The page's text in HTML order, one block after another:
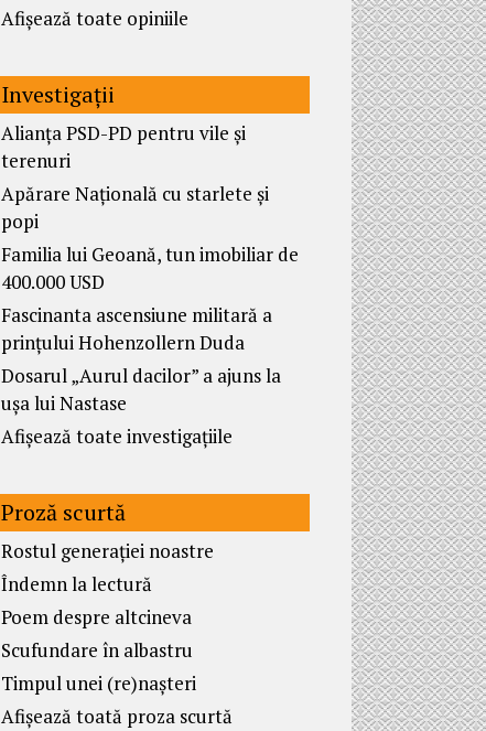
Afișează toate opiniile
Investigații
Alianța PSD-PD pentru vile și
terenuri
Apărare Națională cu starlete și
popi
Familia lui Geoană, tun imobiliar de
400.000 USD
Fascinanta ascensiune militară a
prințului Hohenzollern Duda
Dosarul „Aurul dacilor” a ajuns la
ușa lui Nastase
Afișează toate investigațiile
Proză scurtă
Rostul generației noastre
Îndemn la lectură
Poem despre altcineva
Scufundare în albastru
Timpul unei (re)nașteri
Afișează toată proza scurtă